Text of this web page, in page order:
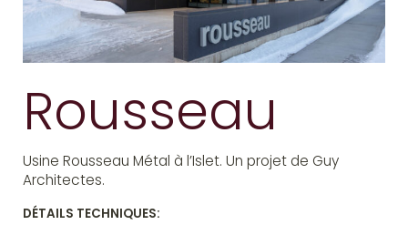
Rousseau
Usine Rousseau Métal à l’Islet. Un projet de Guy
Architectes.
DÉTAILS TECHNIQUES: